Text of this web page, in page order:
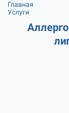
Главная
Услуги